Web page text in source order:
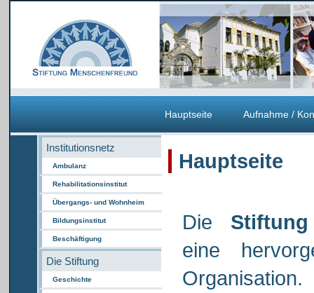
Hauptseite Aufnahme /
Institutionsnetz
Ambulanz
Rehabilitationsinstitut
Übergangs- und Wohnheim
Bildungsinstitut
Beschäftigung
Die Stiftung
Geschichte
Hauptseite
Die
eine